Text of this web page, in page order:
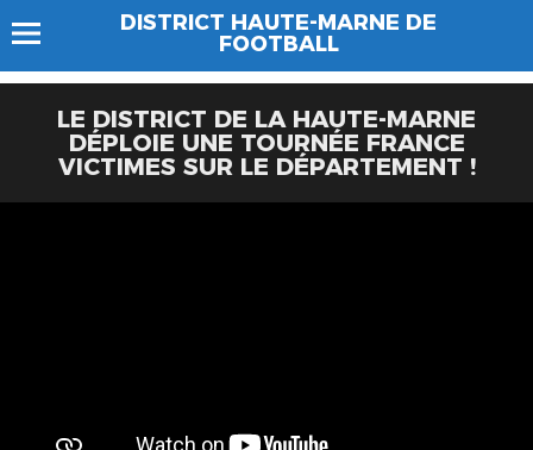
DISTRICT HAUTE-MARNE DE
FOOTBALL
LE DISTRICT DE LA HAUTE‑MARNE
DÉPLOIE UNE TOURNÉE FRANCE
VICTIMES SUR LE DÉPARTEMENT !